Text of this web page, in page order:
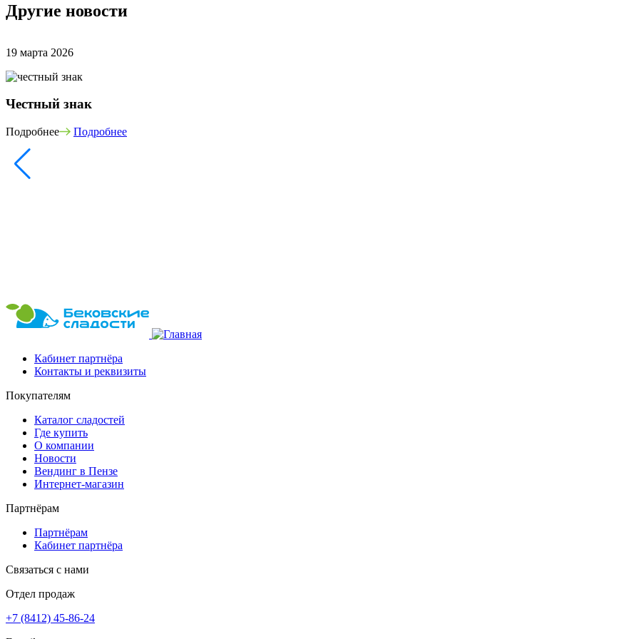
Другие новости
19 марта 2026
Честный знак
Подробнее Подробнее
Кабинет партнёра
Контакты и реквизиты
Покупателям
Каталог сладостей
Где купить
О компании
Новости
Вендинг в Пензе
Интернет-магазин
Партнёрам
Партнёрам
Кабинет партнёра
Связаться с нами
Отдел продаж
+7 (8412) 45-86-24